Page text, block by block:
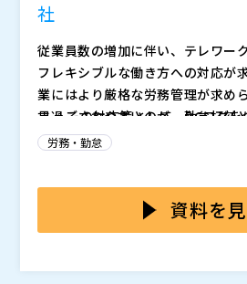
社
従業員数の増加に伴い、テレワー
フレキシブルな働き方への対応が
業にはより厳格な労務管理が求め
す。 その対応策として、PCログ
グの取得を進める企業は増えてい
して、ログはあるのに勤務実態を
理の限界を感じるケースが少なく
見過ごされやすいのが、勤怠打刻
レです。勤怠上は適正に見えても
ているケースがあります。こうし
残業代や長時間労働をはじめとし
面でも重要な課題となります。
の課題」と、勤怠管理だけでは見
握不足が招く労務リスクについて
用して勤務時間や勤務内容を可視
株式会社オープンソース活用研究
労務・勤怠
資料を